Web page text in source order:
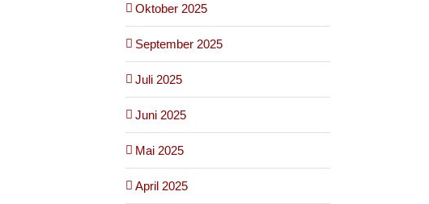
Oktober 2025
September 2025
Juli 2025
Juni 2025
Mai 2025
April 2025